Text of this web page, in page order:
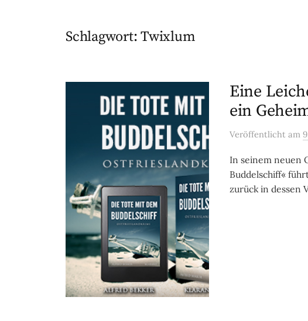
Schlagwort:Twixlum
Eine
ein
Veröffentlicht am
In seinem neuen
Buddelschiff«
zurück in dessen